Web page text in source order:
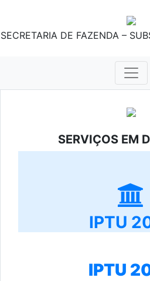
SECRETARIA DE FAZENDA –
SERVIÇOS EM
IPTU
IPTU